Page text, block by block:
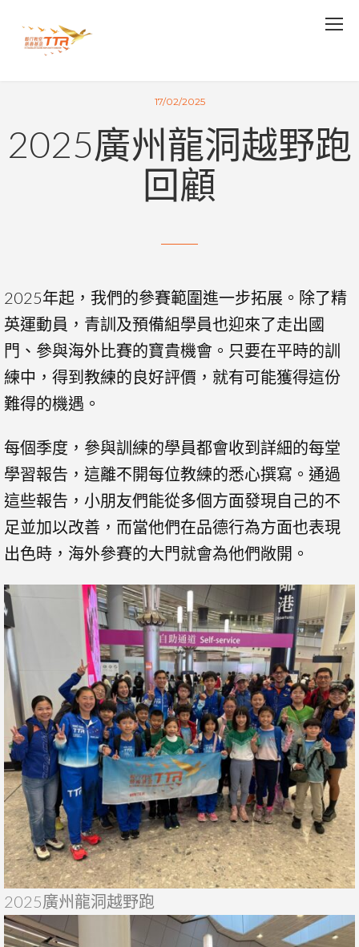
17/02/2025
2025廣州龍洞越野跑
回顧
2025年起，我們的參賽範圍進一步拓展。除了精
英運動員，青訓及預備組學員也迎來了走出國
門、參與海外比賽的寶貴機會。只要在平時的訓
練中，得到教練的良好評價，就有可能獲得這份
難得的機遇。
每個季度，參與訓練的學員都會收到詳細的每堂
學習報告，這離不開每位教練的悉心撰寫。通過
這些報告，小朋友們能從多個方面發現自己的不
足並加以改善，而當他們在品德行為方面也表現
出色時，海外參賽的大門就會為他們敞開。
2025廣州龍洞越野跑